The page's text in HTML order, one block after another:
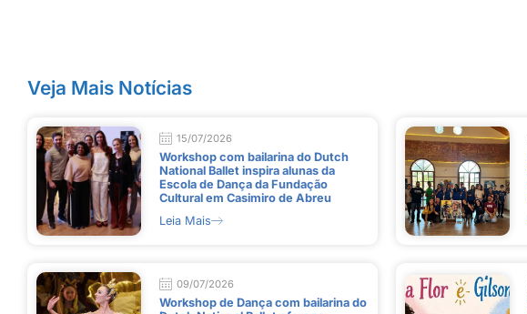
Veja Mais Notícias
15/07/2026
Workshop com bailarina do Dutch
National Ballet inspira alunas da
Escola de Dança da Fundação
Cultural em Casimiro de Abreu
Leia Mais
09/07/2026
Workshop de Dança com bailarina do